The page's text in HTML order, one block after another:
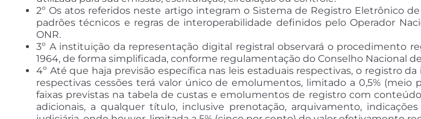
2º Os atos referidos neste artigo integram o Sistema de Registro Eletrônico
padrões técnicos e regras de interoperabilidade definidos pelo Operador
ONR.
3º A instituição da representação digital registral observará o procedimento
1964, de forma simplificada, conforme regulamentação do Conselho Nacional
4º Até que haja previsão específica nas leis estaduais respectivas, o registro
respectivas cessões terá valor único de emolumentos, limitado a 0,5%
faixas previstas na tabela de custas e emolumentos de registro com
adicionais, a qualquer título, inclusive prenotação, arquivamento,